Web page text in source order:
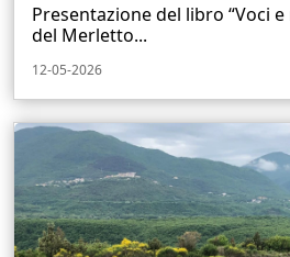
Presentazione del libro “Voci
del Merletto...
12-05-2026